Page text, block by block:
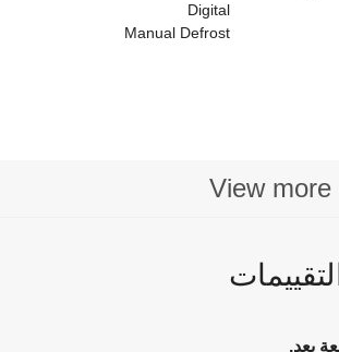
Digital
Manual Defrost
View more
بعد.